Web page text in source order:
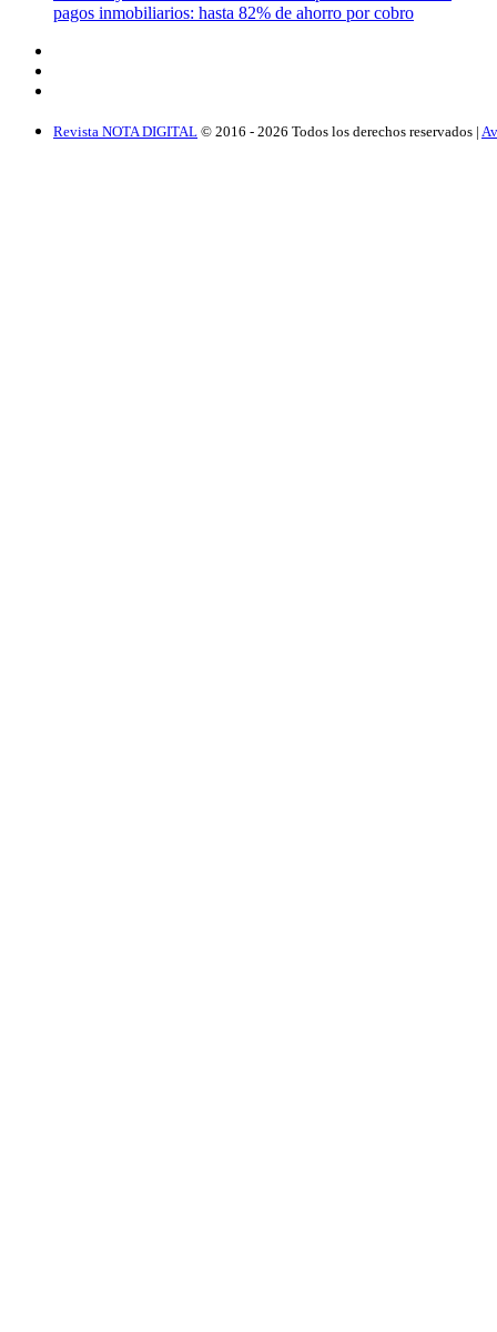
pagos inmobiliarios: hasta 82% de ahorro por cobro
Revista NOTA DIGITAL © 2016 - 2026 Todos los derechos reservados |